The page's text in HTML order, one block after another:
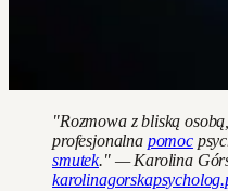
"Rozmowa z bliską
profesjonalna pomoc
smutek." — Karolina